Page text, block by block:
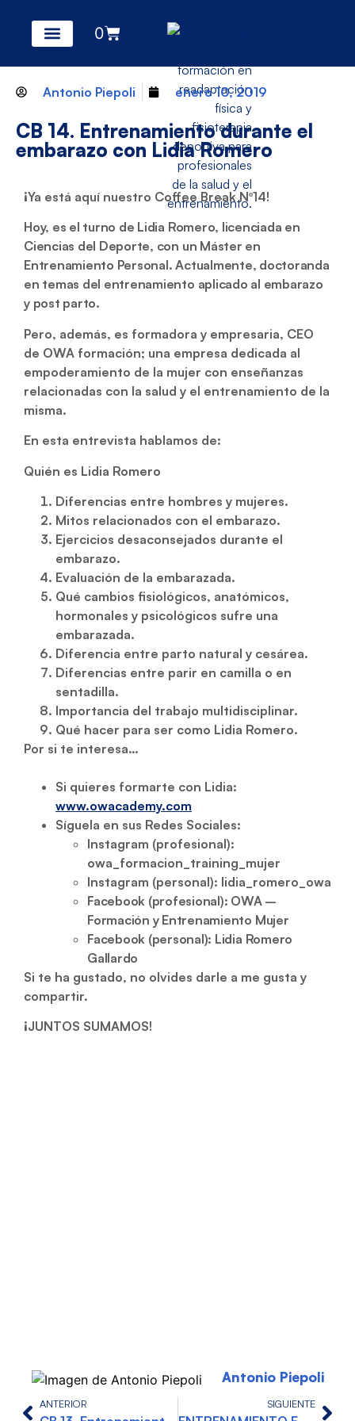
0
Antonio Piepoli enero 10, 2019
CB 14. Entrenamiento durante el
embarazo con Lidia Romero
¡Ya está aquí nuestro Coffee Break Nº14!
Hoy, es el turno de Lidia Romero, licenciada en
Ciencias del Deporte, con un Máster en
Entrenamiento Personal. Actualmente, doctoranda
en temas del entrenamiento aplicado al embarazo
y post parto.
Pero, además, es formadora y empresaria, CEO
de OWA formación; una empresa dedicada al
empoderamiento de la mujer con enseñanzas
relacionadas con la salud y el entrenamiento de la
misma.
En esta entrevista hablamos de:
Quién es Lidia Romero
Diferencias entre hombres y mujeres.
Mitos relacionados con el embarazo.
Ejercicios desaconsejados durante el
embarazo.
Evaluación de la embarazada.
Qué cambios fisiológicos, anatómicos,
hormonales y psicológicos sufre una
embarazada.
Diferencia entre parto natural y cesárea.
Diferencias entre parir en camilla o en
sentadilla.
Importancia del trabajo multidisciplinar.
Qué hacer para ser como Lidia Romero.
Por si te interesa…
Si quieres formarte con Lidia:
www.owacademy.com
Síguela en sus Redes Sociales:
Instagram (profesional):
owa_formacion_training_mujer
Instagram (personal): lidia_romero_owa
Facebook (profesional): OWA –
Formación y Entrenamiento Mujer
Facebook (personal): Lidia Romero
Gallardo
Si te ha gustado, no olvides darle a me gusta y
compartir.
¡JUNTOS SUMAMOS!
Antonio Piepoli
ANTERIOR SIGUIENTE